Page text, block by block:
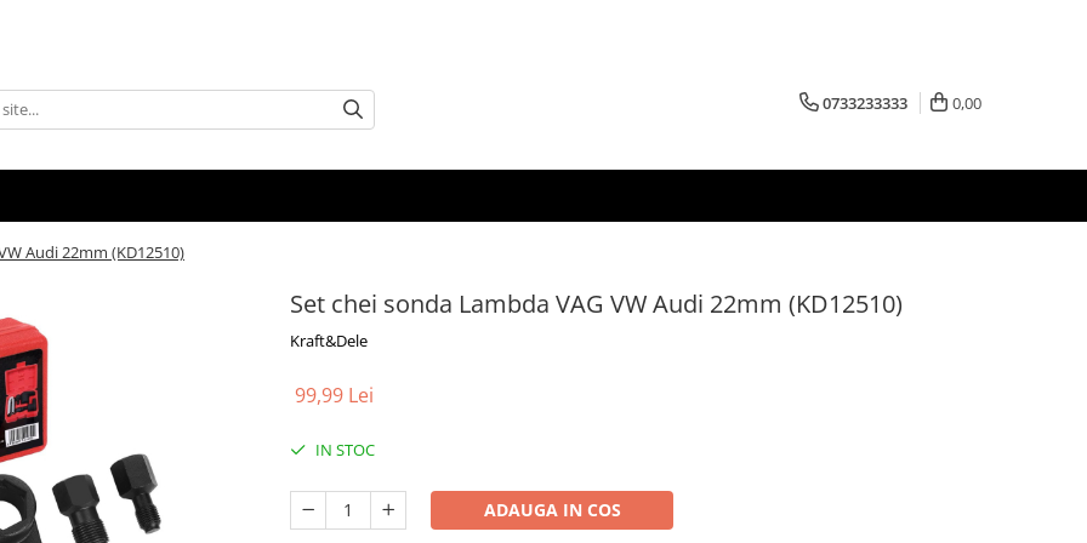
0733233333 0,00
Audi 22mm (KD12510)
Set chei sonda Lambda VAG VW Audi 22mm (KD12510)
Kraft&Dele
99,99 Lei
IN STOC
ADAUGA IN COS